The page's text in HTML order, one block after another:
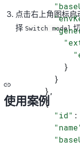
          }
        }
      },
      {
        "id"
:
点击右上角图标
择 Switch model
使用案例